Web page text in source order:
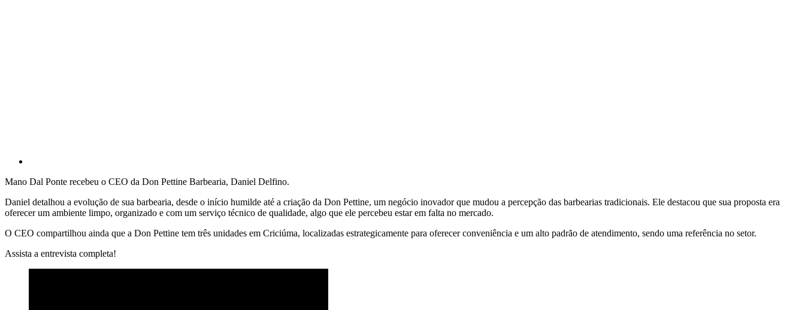
Mano Dal Ponte recebeu o CEO da Don Pettine Barbearia, Daniel Delfino.
Daniel detalhou a evolução de sua barbearia, desde o início humilde até a criação da Don Pettine, um negócio inovador que mudou a percepção das barbearias tradicionais. Ele destacou que sua proposta era
oferecer um ambiente limpo, organizado e com um serviço técnico de qualidade, algo que ele percebeu estar em falta no mercado.
O CEO compartilhou ainda que a Don Pettine tem três unidades em Criciúma, localizadas estrategicamente para oferecer conveniência e um alto padrão de atendimento, sendo uma referência no setor.
Assista a entrevista completa!